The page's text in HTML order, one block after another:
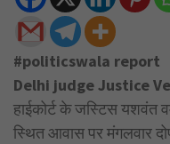
#politicswala report
Delhi judge Justice
हाईकोर्ट के जस्टिस यशवंत
स्थित आवास पर मंगलवार